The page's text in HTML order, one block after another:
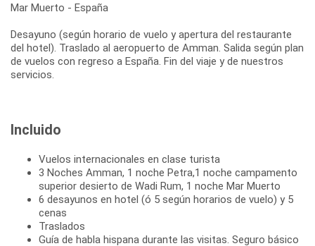
Mar Muerto - España
Desayuno (según horario de vuelo y apertura del restaurante
del hotel). Traslado al aeropuerto de Amman. Salida según plan
de vuelos con regreso a España. Fin del viaje y de nuestros
servicios.
Incluido
Vuelos internacionales en clase turista
3 Noches Amman, 1 noche Petra,1 noche campamento
superior desierto de Wadi Rum, 1 noche Mar Muerto
6 desayunos en hotel (ó 5 según horarios de vuelo) y 5
cenas
Traslados
Guía de habla hispana durante las visitas. Seguro básico